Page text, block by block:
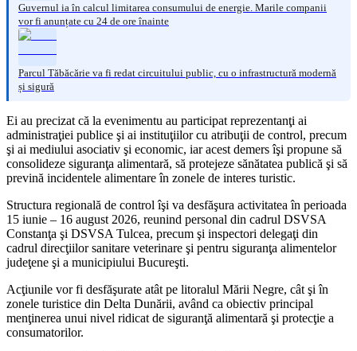
Guvernul ia în calcul limitarea consumului de energie. Marile companii
vor fi anunțate cu 24 de ore înainte
Parcul Tăbăcărie va fi redat circuitului public, cu o infrastructură modernă
și sigură
Ei au precizat că la evenimentu au participat reprezentanţi ai
administraţiei publice şi ai instituţiilor cu atribuţii de control, precum
şi ai mediului asociativ şi economic, iar acest demers îşi propune să
consolideze siguranţa alimentară, să protejeze sănătatea publică şi să
prevină incidentele alimentare în zonele de interes turistic.
Structura regională de control îşi va desfăşura activitatea în perioada
15 iunie – 16 august 2026, reunind personal din cadrul DSVSA
Constanţa şi DSVSA Tulcea, precum şi inspectori delegaţi din
cadrul direcţiilor sanitare veterinare şi pentru siguranţa alimentelor
judeţene şi a municipiului Bucureşti.
Acţiunile vor fi desfăşurate atât pe litoralul Mării Negre, cât şi în
zonele turistice din Delta Dunării, având ca obiectiv principal
menţinerea unui nivel ridicat de siguranţă alimentară şi protecţie a
consumatorilor.